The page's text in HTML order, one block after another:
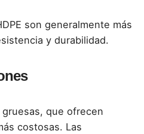
son generalmente más
y durabilidad.
gruesas, que ofrecen
costosas. Las